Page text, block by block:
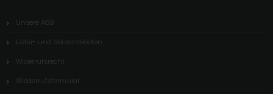
Unsere AGB
Liefer- und Versandkosten
Widerrufsrecht
Wiederrufsformular